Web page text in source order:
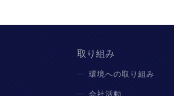
取り組み
環境への取り組み
会社活動